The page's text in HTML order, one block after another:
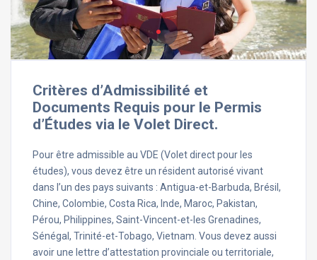
Critères d’Admissibilité et
Documents Requis pour le Permis
d’Études via le Volet Direct.
Pour être admissible au VDE (Volet direct pour les
études), vous devez être un résident autorisé vivant
dans l’un des pays suivants : Antigua-et-Barbuda, Brésil,
Chine, Colombie, Costa Rica, Inde, Maroc, Pakistan,
Pérou, Philippines, Saint-Vincent-et-les Grenadines,
Sénégal, Trinité-et-Tobago, Vietnam. Vous devez aussi
avoir une lettre d’attestation provinciale ou territoriale,